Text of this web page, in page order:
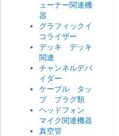
ューナー関連機
器
グラフィックイ
コライザー
デッキ デッキ
関連
チャンネルデバ
イダー
ケーブル タッ
プ プラグ類
ヘッドフォン
マイク関連機器
真空管